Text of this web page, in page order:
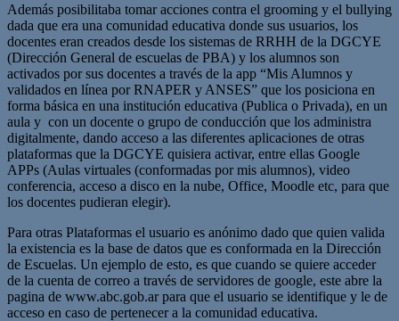
Además posibilitaba tomar acciones contra el grooming y el bullying
dada que era una comunidad educativa donde sus usuarios, los
docentes eran creados desde los sistemas de RRHH de la DGCYE
(Dirección General de escuelas de PBA) y los alumnos son
activados por sus docentes a través de la app “Mis Alumnos y
validados en línea por RNAPER y ANSES” que los posiciona en
forma básica en una institución educativa (Publica o Privada), en un
aula y con un docente o grupo de conducción que los administra
digitalmente, dando acceso a las diferentes aplicaciones de otras
plataformas que la DGCYE quisiera activar, entre ellas Google
APPs (Aulas virtuales (conformadas por mis alumnos), video
conferencia, acceso a disco en la nube, Office, Moodle etc, para que
los docentes pudieran elegir).
Para otras Plataformas el usuario es anónimo dado que quien valida
la existencia es la base de datos que es conformada en la Dirección
de Escuelas. Un ejemplo de esto, es que cuando se quiere acceder
de la cuenta de correo a través de servidores de google, este abre la
pagina de www.abc.gob.ar para que el usuario se identifique y le de
acceso en caso de pertenecer a la comunidad educativa.